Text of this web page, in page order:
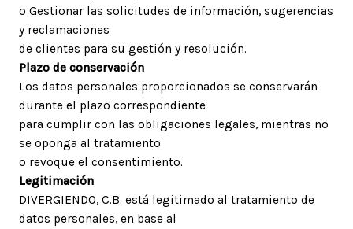
o Gestionar las solicitudes de información, sugerencias
y reclamaciones
de clientes para su gestión y resolución.
Plazo de conservación
Los datos personales proporcionados se conservarán
durante el plazo correspondiente
para cumplir con las obligaciones legales, mientras no
se oponga al tratamiento
o revoque el consentimiento.
Legitimación
DIVERGIENDO, C.B. está legitimado al tratamiento de
datos personales, en base al